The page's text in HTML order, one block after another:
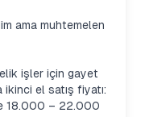
ama muhtemelen
işler için gayet
el satış fiyatı:
18.000 – 22.000